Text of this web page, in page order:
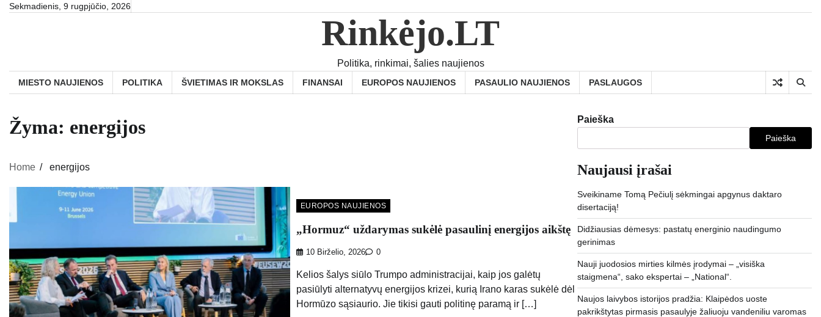
SkipSekmadienis, 9 rugpjūčio, 2026
Rinkėjo.LT
Politika, rinkimai, šalies naujienos
MIESTO NAUJIENOS POLITIKA ŠVIETIMAS IR MOKSLAS FINANSAI EUROPOS NAUJIENOS PASAULIO NAUJIENOS PASLAUGOS
Žyma: energijos
Home energijos
EUROPOS NAUJIENOS
„Hormuz“ uždarymas sukėlė pasaulinį energijos aikštę
10 Birželio, 2026 0
Kelios šalys siūlo Trumpo administracijai, kaip jos galėtų
pasiūlyti alternatyvų energijos krizei, kurią Irano karas sukėlė dėl
Hormūzo sąsiaurio. Jie tikisi gauti politinę paramą ir […]
Paieška
Paieška
Naujausi įrašai
Sveikiname Tomą Pečiulį sėkmingai apgynus daktaro
disertaciją!
Didžiausias dėmesys: pastatų energinio naudingumo
gerinimas
Nauji juodosios mirties kilmės įrodymai – „visiška
staigmena“, sako ekspertai – „National“.
Naujos laivybos istorijos pradžia: Klaipėdos uoste
pakrikštytas pirmasis pasaulyje žaliuoju vandeniliu varomas